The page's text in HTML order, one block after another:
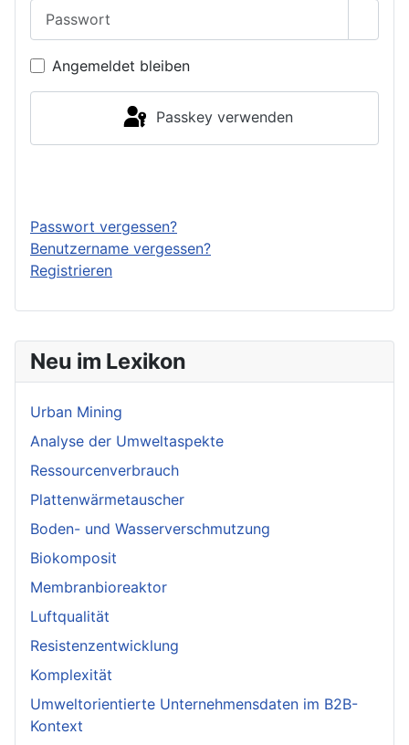
Neu im Lexikon
Urban Mining
Analyse der Umweltaspekte
Ressourcenverbrauch
Plattenwärmetauscher
Boden- und Wasserverschmutzung
Biokomposit
Membranbioreaktor
Luftqualität
Resistenzentwicklung
Komplexität
Umweltorientierte Unternehmensdaten im B2B-
Kontext
Angemeldet bleiben
Passkey verwenden
Passwort vergessen?
Benutzername vergessen?
Registrieren